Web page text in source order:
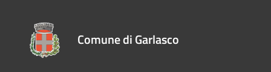
Comune di Garlasco